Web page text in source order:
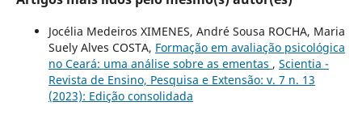
Jocélia Medeiros XIMENES, André Sousa ROCHA, Maria
Suely Alves COSTA, Formação em avaliação psicológica
no Ceará: uma análise sobre as ementas , Scientia -
Revista de Ensino, Pesquisa e Extensão: v. 7 n. 13
(2023): Edição consolidada